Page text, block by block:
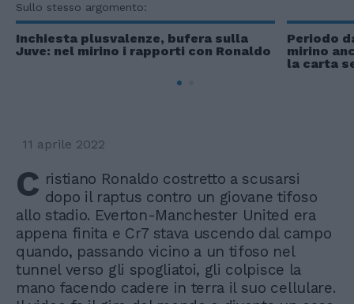
Sullo stesso argomento:
Inchiesta plusvalenze, bufera sulla
Juve: nel mirino i rapporti con Ronaldo
Periodo
mirino
la carta
11 aprile 2022
C ristiano Ronaldo costretto a scusarsi
dopo il raptus contro un giovane tifoso
allo stadio. Everton-Manchester United era
appena finita e Cr7 stava uscendo dal campo
quando, passando vicino a un tifoso nel
tunnel verso gli spogliatoi, gli colpisce la
mano facendo cadere in terra il suo cellulare.